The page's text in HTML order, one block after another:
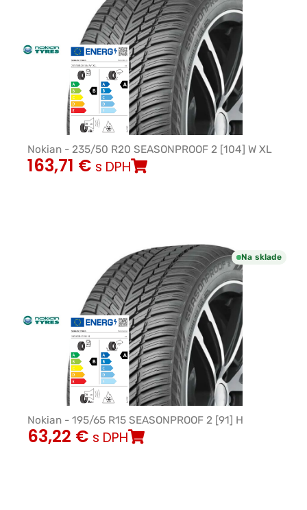
Nokian - 235/50 R20 SEASONPROOF 2 [104] W XL
163,71 € s DPH
Na sklade
Nokian - 195/65 R15 SEASONPROOF 2 [91] H
63,22 € s DPH